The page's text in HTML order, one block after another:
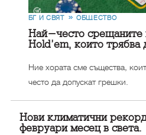
БГ И СВЯТ ОБЩЕСТВО
Най-често срещаните
Hold’em, които трябва
Ние хората сме същества,
често да допускат грешки.
Нови климатични
февруари месец в света.